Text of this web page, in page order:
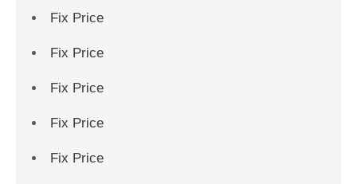
Fix Price
Fix Price
Fix Price
Fix Price
Fix Price